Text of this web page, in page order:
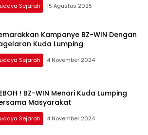
Sejarah 15 Agustus 2025
Kampanye BZ-WIN Dengan
Kuda Lumping
Sejarah 4 November 2024
! BZ-WIN Menari Kuda Lumping
Masyarakat
Sejarah 4 November 2024